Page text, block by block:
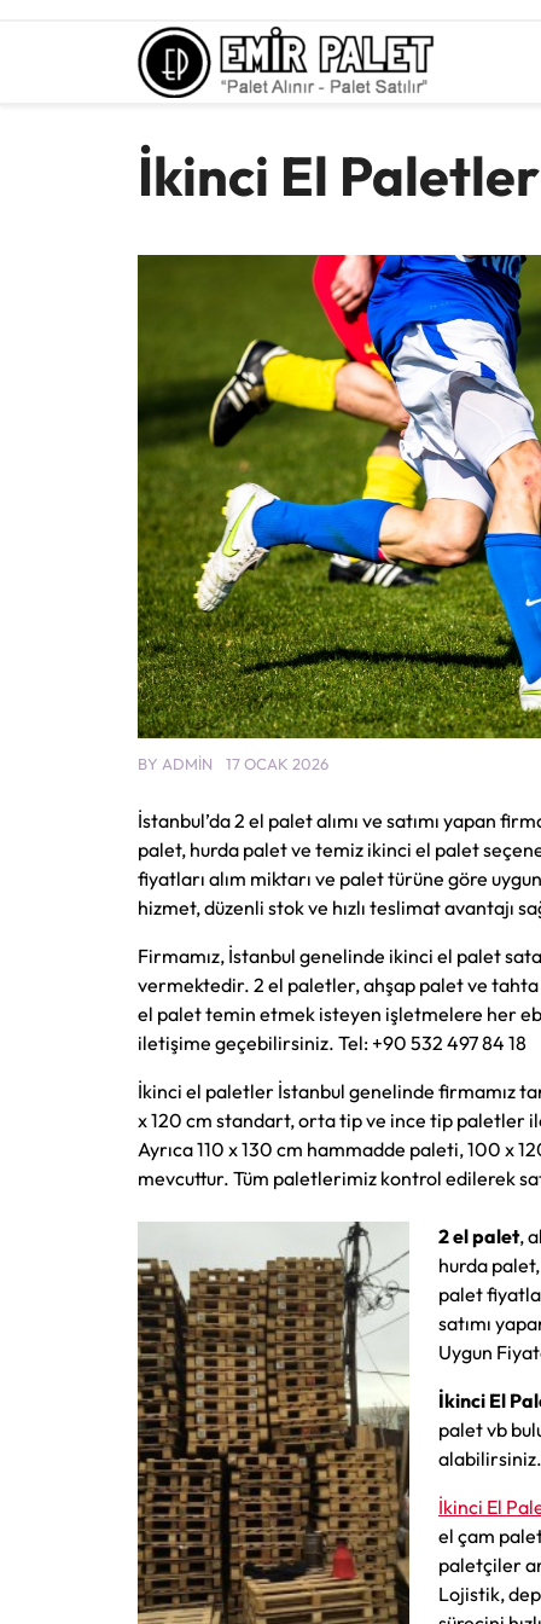
İkinci El
BY ADMIN 17 OCAK 2026
İstanbul’da 2 el palet alımı ve satımı yapan
palet, hurda palet ve temiz ikinci el palet
fiyatları alım miktarı ve palet türüne göre
hizmet, düzenli stok ve hızlı teslimat avantajı
Firmamız, İstanbul genelinde ikinci el palet
vermektedir. 2 el paletler, ahşap palet ve
el palet temin etmek isteyen işletmelere her
iletişime geçebilirsiniz. Tel: +90 532 497 84 18
İkinci el paletler İstanbul genelinde firmamız
x 120 cm standart, orta tip ve ince tip paletler
Ayrıca 110 x 130 cm hammadde paleti, 100 x
mevcuttur. Tüm paletlerimiz kontrol edilerek
2 el palet,
hurda
palet
satımı
Uygun
İkinci El
palet vb
alabilirsiniz.
İkinci El
el çam
paletçiler
Lojistik,